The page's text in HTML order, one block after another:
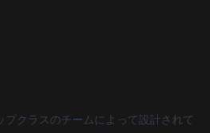
クラスのチームによって設計されて